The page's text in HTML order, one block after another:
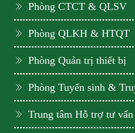
Phòng CTCT & QLSV
Phòng QLKH & HTQT
Phòng Quản trị thiết bị
Phòng Tuyển sinh &
Trung tâm Hỗ trợ tư